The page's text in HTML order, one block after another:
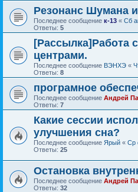
Резонанс Шумана
Последнее сообщение к-13 « Сб
Ответы: 5
[Рассылка]Работа
центрами.
Последнее сообщение ВЭНХЭ «
Ответы: 8
програмное
Последнее сообщение Андрей
Ответы: 7
Какие сессии
улучшения сна?
Последнее сообщение Ярый « Ср
Ответы: 25
Остановка
Последнее сообщение Андрей
Ответы: 32